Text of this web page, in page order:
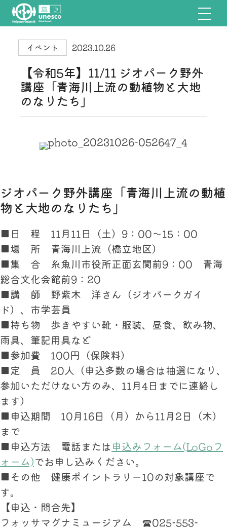
イベント 2023.10.26
【令和5年】11/11 ジオパーク野外
講座「青海川上流の動植物と大地
のなりたち」
ジオパーク野外講座「青海川上流の動植
物と大地のなりたち」
■日 程 11月11日（土）9：00～15：00
■場 所 青海川上流（橋立地区）
■集 合 糸魚川市役所正面玄関前9：00 青海
総合文化会館前9：20
■講 師 野紫木 洋さん（ジオパークガイ
ド）、市学芸員
■持ち物 歩きやすい靴・服装、昼食、飲み物、
雨具、筆記用具など
■参加費 100円（保険料）
■定 員 20人（申込多数の場合は抽選になり、
参加いただけない方のみ、11月4日までに連絡し
ます）
■申込期間 10月16日（月）から11月2日（木）
まで
■申込方法 電話または 申込みフォーム(LoGoフ
ォーム) でお申し込みください。
■その他 健康ポイントラリー10の対象講座で
す。
【申込・問合先】
フォッサマグナミュージアム ☎025-553-